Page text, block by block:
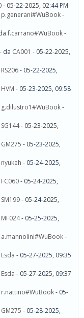
- 05-22-2025, 02:44 PM
p.generani#WuBook-
f.carrano#WuBook-
- da CA001 - 05-22-2025,
RS206- 05-22-2025,
HVM - 05-23-2025, 09:58
g.dilustro1#WuBook-
SG144- 05-23-2025,
GM275 - 05-23-2025,
nyukeh - 05-24-2025,
FC060- 05-24-2025,
SM199- 05-24-2025,
MF024- 05-25-2025,
a.mannolini#WuBook-
Esda - 05-27-2025, 09:35
Esda - 05-27-2025, 09:37
r.nattino#WuBook- 05-
GM275 - 05-28-2025,